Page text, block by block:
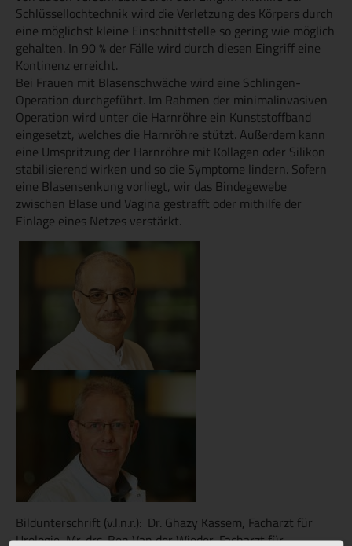
Schlüssellochtechnik wird die Verletzung des Körpers durch
eine möglichst kleine Einschnittstelle so gering wie möglich
gehalten. In 90 % der Fälle wird durch diesen Eingriff eine
Kontinenz erreicht.
Bei Frauen mit Blasenschwäche wird eine Schlingen-
Operation durchgeführt. Im Rahmen der minimalinvasiven
Operation wird unter die Harnröhre ein Kunststoffband
eingesetzt, welches die Harnröhre stützt. Außerdem kann
eine Umspritzung der Harnröhre mit Kollagen oder Silikon
stabilisierend wirken und so die Symptome lindern. Sofern
eine Blasensenkung vorliegt, wir das Bindegewebe
zwischen Blase und Vagina gestrafft oder mithilfe der
Einlage eines Netzes verstärkt.
Bildunterschrift (v.l.n.r.): Dr. Ghazy Kassem, Facharzt für
Urologie, Mr. drs. Ben Van der Wieder, Facharzt für